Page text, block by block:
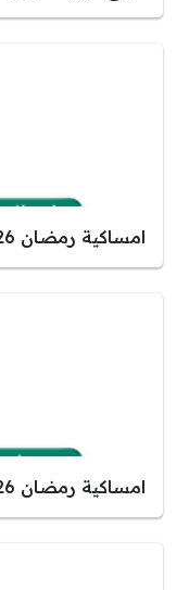
امساكية رمضان 2026 – 1447 المدينة المنورة
امساكية رمضان 2026 – 1447 بريدة